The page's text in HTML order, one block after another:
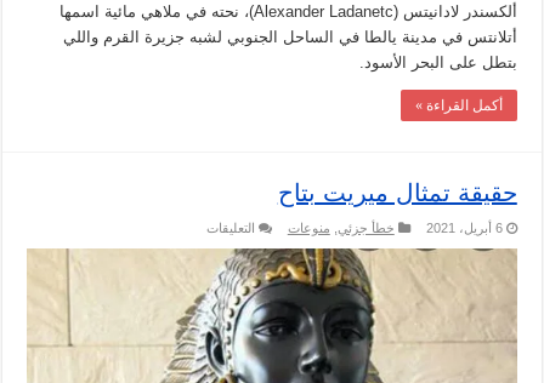
ألكسندر لادانيتس (Alexander Ladanetc)، نحته في ملاهي مائية اسمها
أتلانتس في مدينة يالطا في الساحل الجنوبي لشبه جزيرة القرم واللي
بتطل على البحر الأسود.
أكمل القراءة »
حقيقة تمثال ميريت بتاح
6 أبريل، 2021 خطأ جزئي منوعات التعليقات
بتاح
مغلقة